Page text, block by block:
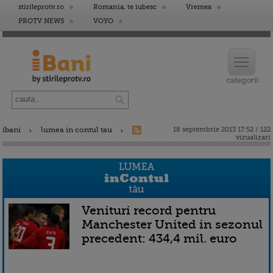
stirileprotv.ro Romania, te iubesc
Vremea
PROTV NEWS
VOYO
ibani lumea in contul tau
18 septembrie 2013 17:52 / 122
vizualizari
Venituri record pentru
Manchester United in sezonul
precedent: 434,4 mil. euro